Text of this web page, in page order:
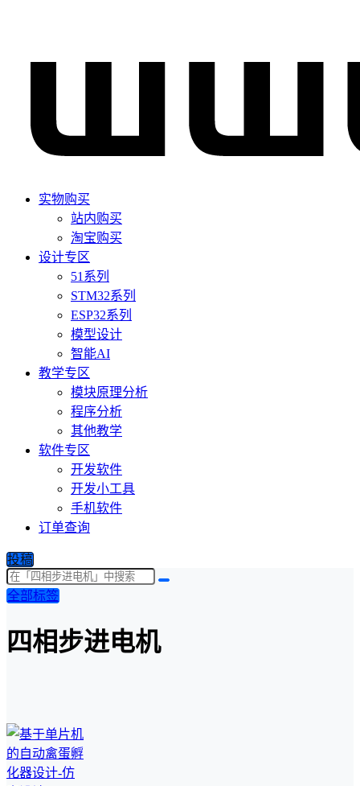
实物购买
站内购买
淘宝购买
设计专区
51系列
STM32系列
ESP32系列
模型设计
智能AI
教学专区
模块原理分析
程序分析
其他教学
软件专区
开发软件
开发小工具
手机软件
订单查询
投稿
全部标签
四相步进电机